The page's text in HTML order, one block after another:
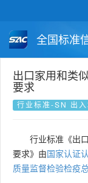
全国标准
国家标准
团体标准
国外标准
出口家用和类
要求
行业标准-SN 出
行业标准《出
要求》由国家认证
质量监督检验检疫